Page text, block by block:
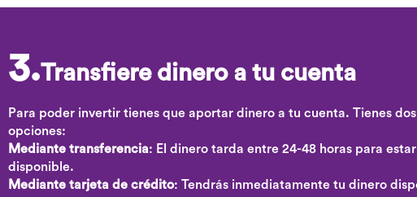
3.Transfiere dinero a tu cuenta
Para poder invertir tienes que aportar dinero a tu cuenta. Tienes dos
opciones:
Mediante transferencia: El dinero tarda entre 24-48 horas para estar
disponible.
Mediante tarjeta de crédito: Tendrás inmediatamente tu dinero